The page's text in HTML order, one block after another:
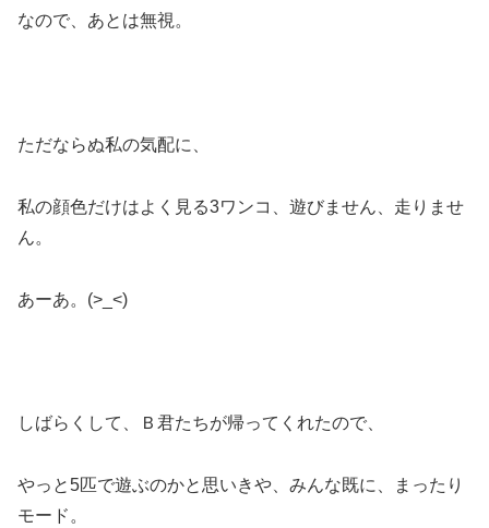
なので、あとは無視。
ただならぬ私の気配に、
私の顔色だけはよく見る3ワンコ、遊びません、走りませ
ん。
あーあ。(>_<)
しばらくして、Ｂ君たちが帰ってくれたので、
やっと5匹で遊ぶのかと思いきや、みんな既に、まったり
モード。